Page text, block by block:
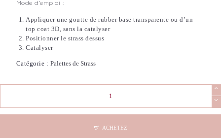
Mode d’emploi :
Appliquer une goutte de rubber base transparente ou d’un
top coat 3D, sans la catalyser
Positionner le strass dessus
Catalyser
Catégorie : Palettes de Strass
Palette
ACHETEZ